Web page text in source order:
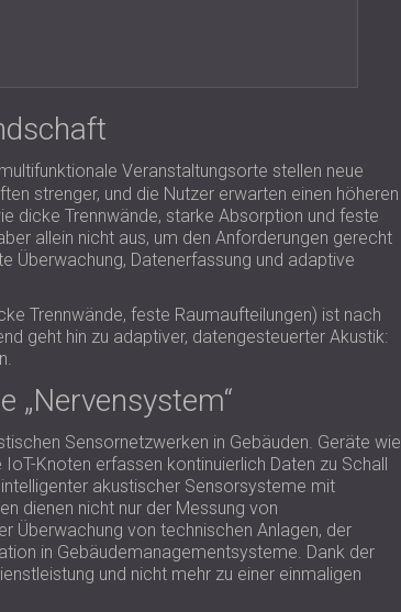
Veranstaltungsorte stellen neue
strenger, und die Nutzer erwarten einen höheren
dicke Trennwände, starke Absorption und feste
allein nicht aus, um den Anforderungen gerecht
Überwachung, Datenerfassung und adaptive
Trennwände, feste Raumaufteilungen) ist nach
geht hin zu adaptiver, datengesteuerter Akustik:
„Nervensystem“
Sensornetzwerken in Gebäuden. Geräte wie
Knoten erfassen kontinuierlich Daten zu Schall
akustischer Sensorsysteme mit
dienen nicht nur der Messung von
Überwachung von technischen Anlagen, der
in Gebäudemanagementsysteme. Dank der
und nicht mehr zu einer einmaligen